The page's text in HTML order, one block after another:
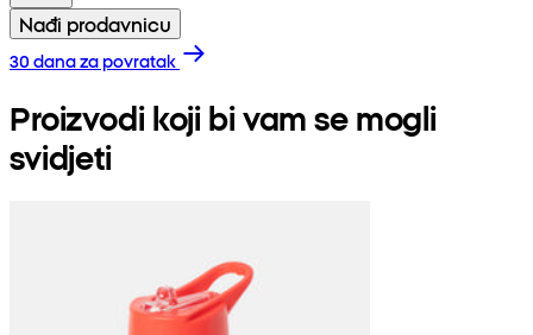
Nađi prodavnicu
30 dana za povratak
Proizvodi koji bi vam se mogli
svidjeti